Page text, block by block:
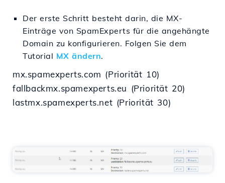
Der erste Schritt besteht darin, die MX-
Einträge von SpamExperts für die angehängte
Domain zu konfigurieren. Folgen Sie dem
Tutorial MX ändern.
mx.spamexperts.com (Priorität 10)
fallbackmx.spamexperts.eu (Priorität 20)
lastmx.spamexperts.net (Priorität 30)